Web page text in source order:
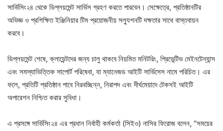
সার্ভিসিং২৪ থেকে ডিপ্লয়মেন্ট সার্ভিস গ্রহণ করতে পারবেন। সেক্ষেত্রে, প্রতিষ্ঠানটির
অভিজ্ঞ ও প্রশিক্ষিত ইঞ্জিনিয়ার টিম প্রয়োজনীয় সল্যুশনটি দক্ষতার সাথে বাস্তবায়ন
করবে।
ডিপ্লয়মেন্ট শেষে, ক্লায়েন্টদের জন্য চালু থাকবে নিয়মিত মনিটরিং, প্রিভেন্টিভ মেইনটেন্যান্স
এবং সমস্যাভিত্তিক সাপোর্ট পরিষেবা, যা ম্যানেজড আইটি সার্ভিসেস নামে পরিচিত। এর
ফলে, প্রতিটি প্রতিষ্ঠান পাবে নিরবচ্ছিন্ন, নিরাপদ এবং দীর্ঘমেয়াদে টেকসই আইটি
অপারেশন নিশ্চিত করার সুবিধা।
এ প্রসঙ্গে সার্ভিসিং২৪ এর প্রধান নির্বাহী কর্মকর্তা (সিইও) নাসির ফিরোজ বলেন, “সময়ের